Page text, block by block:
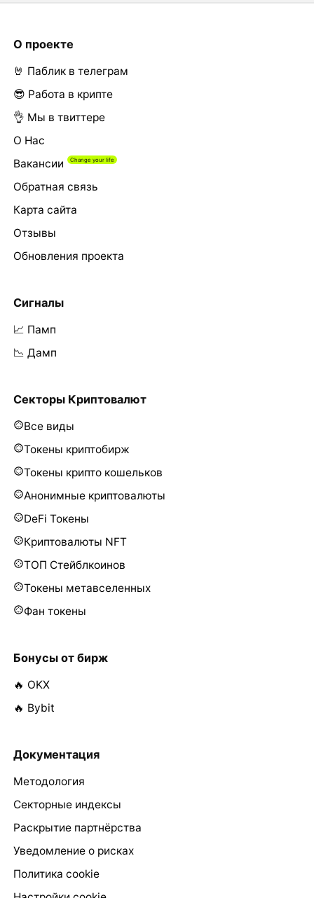
О проекте
🤘 Паблик в телеграм
😎 Работа в крипте
👌 Мы в твиттере
О Нас
Вакансии
Обратная связь
Карта сайта
Отзывы
Обновления проекта
Сигналы
📈 Памп
📉 Дамп
Секторы Криптовалют
Все виды
Токены криптобирж
Токены крипто кошельков
Анонимные криптовалюты
DeFi Токены
Криптовалюты NFT
ТОП Стейблкоинов
Токены метавселенных
Фан токены
Бонусы от бирж
🔥 OKX
🔥 Bybit
Документация
Методология
Секторные индексы
Раскрытие партнёрства
Уведомление о рисках
Политика cookie